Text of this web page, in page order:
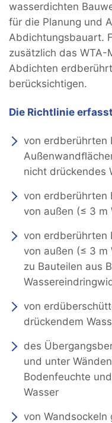
wasserdichten
für die Planung und
Abdichtungsbauart.
zusätzlich das WTA-
Abdichten
berücksichtigen.
Die Richtlinie
von erdberührten
nicht drückendes
von erdberührten
von außen (≤ 3 m
von erdberührten
von außen (≤ 3 m
zu Bauteilen aus
von
drückendem
des
und unter
Bodenfeuchte
Wasser
von